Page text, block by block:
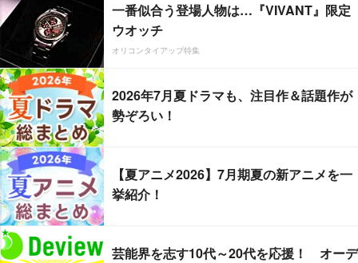
一番似合う登場人物は…『VIVANT』限定
ウオッチ
オリコンタイアップ特集
2026年7月夏ドラマも、注目作＆話題作が
勢ぞろい！
【夏アニメ2026】7月期夏の新アニメを一
挙紹介！
芸能界を志す10代～20代を応援！ オーデ